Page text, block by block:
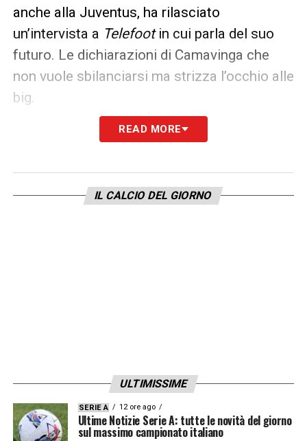
anche alla Juventus, ha rilasciato
un’intervista a Telefootin cui parla del suo
futuro. Le dichiarazioni di Camavinga che
non vuole sbilanciarsi ma strizza l’occhio alle
big.
«Non è qualcosa su cui ho riflettuto, mi
e Bayern Monaco? Sicuramente fa piacere,
ma non è il momento di concentrarmi su
READ MORE
IL CALCIO DEL GIORNO
ULTIMISSIME
SERIE A 12 ore ago
Ultime Notizie Serie A: tutte le novità del giorno
sul massimo campionato italiano